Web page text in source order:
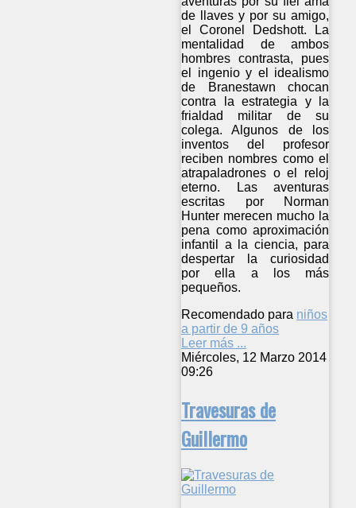
de llaves y por su amigo,
el Coronel Dedshott. La
mentalidad de ambos
hombres contrasta, pues
el ingenio y el idealismo
de Branestawn chocan
contra la estrategia y la
frialdad militar de su
colega. Algunos de los
inventos del profesor
reciben nombres como el
atrapaladrones o el reloj
eterno. Las aventuras
escritas por Norman
Hunter merecen mucho la
pena como aproximación
infantil a la ciencia, para
despertar la curiosidad
por ella a los más
pequeños.
Recomendado para niños
a partir de 9 años
Leer más ...
Miércoles, 12 Marzo 2014
09:26
Travesuras de
Guillermo